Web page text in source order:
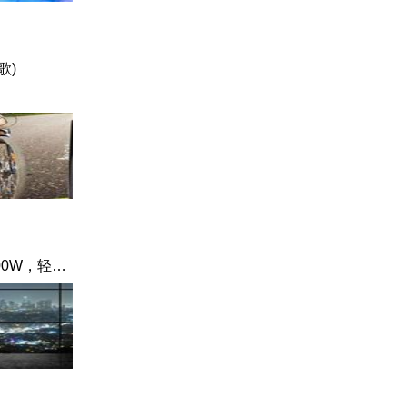
)
自行车测功器(100W，轻度用力)